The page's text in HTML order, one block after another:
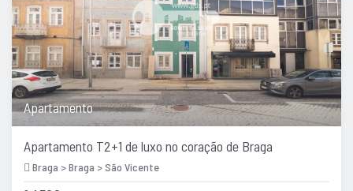
Apartamento
Apartamento T2+1 de luxo no coração de Braga
Braga > Braga > São Vicente